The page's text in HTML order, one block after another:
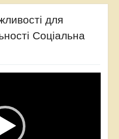
для
Соціальна